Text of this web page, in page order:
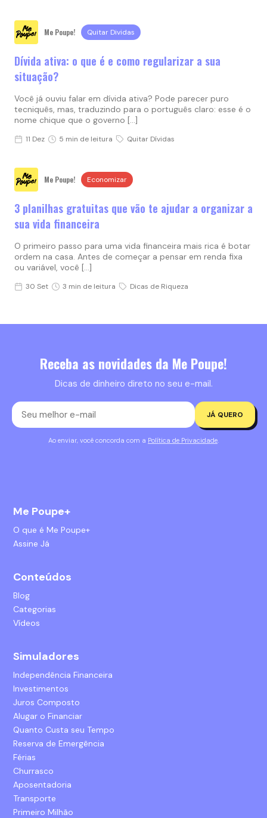
Me Poupe! Quitar Dividas
Dívida ativa: o que é e como regularizar a sua
situação?
Você já ouviu falar em dívida ativa? Pode parecer puro
tecniquês, mas, traduzindo para o português claro: esse é o
nome chique que o governo […]
11 Dez 5 min de leitura Quitar Dívidas
Me Poupe! Economizar
3 planilhas gratuitas que vão te ajudar a organizar a
sua vida financeira
O primeiro passo para uma vida financeira mais rica é botar
ordem na casa. Antes de começar a pensar em renda fixa
ou variável, você […]
30 Set 3 min de leitura Dicas de Riqueza
Receba as novidades da Me Poupe!
Dicas de dinheiro direto no seu e-mail.
JÁ QUERO
Ao enviar, você concorda com a Política de Privacidade
Me Poupe+
O que é Me Poupe+
Assine Já
Conteúdos
Blog
Categorias
Vídeos
Simuladores
Independência Financeira
Investimentos
Juros Composto
Alugar o Financiar
Quanto Custa seu Tempo
Reserva de Emergência
Férias
Churrasco
Aposentadoria
Transporte
Primeiro Milhão